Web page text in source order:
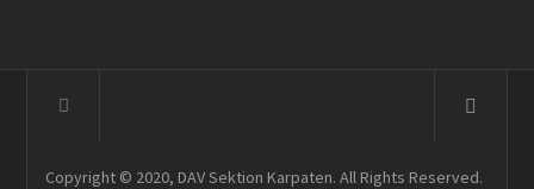
Copyright © 2020, DAV Sektion Karpaten. All Rights Reserved.